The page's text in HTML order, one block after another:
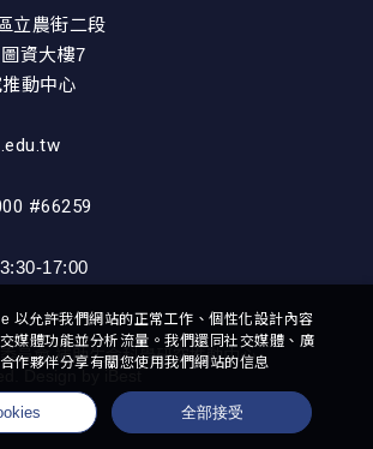
立農街二段
資大樓7
動中心
#66259
17:00
員會 補助生命科學研究推動中心
Design
以允許我們網站的正常工作、個性化設計內容
媒體功能並分析流量。我們還同社交媒體、廣
作夥伴分享有關您使用我們網站的信息
全部接受